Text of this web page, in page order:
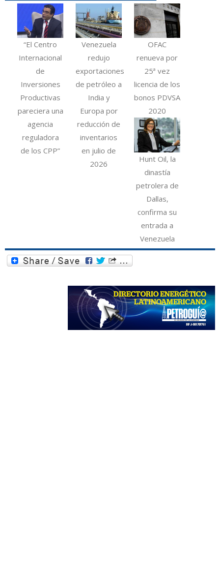
“El Centro
Internacional
de
Inversiones
Productivas
pareciera una
agencia
reguladora
de los CPP”
Venezuela
redujo
exportaciones
de petróleo a
India y
Europa por
reducción de
inventarios
en julio de
2026
OFAC
renueva por
25ª vez
licencia de los
bonos PDVSA
2020
Hunt Oil, la
dinastía
petrolera de
Dallas,
confirma su
entrada a
Venezuela